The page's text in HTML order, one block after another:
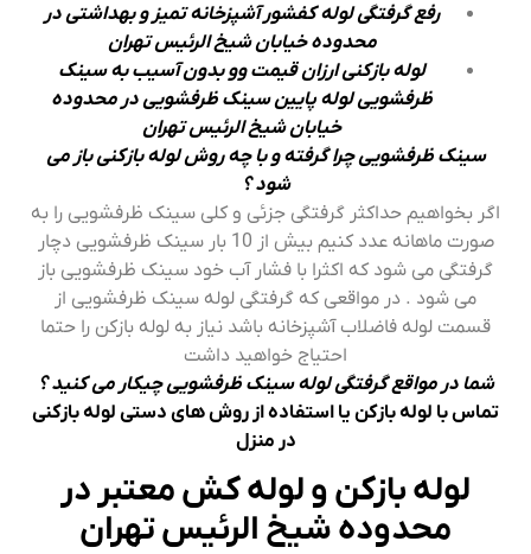
رفع گرفتگی لوله کفشور آشپزخانه تمیز و بهداشتی در
محدوده خیابان شیخ الرئیس تهران
لوله بازکنی ارزان قیمت وو بدون آسیب به سینک
ظرفشویی لوله پایین سینک ظرفشویی در محدوده
خیابان شیخ الرئیس تهران
سینک ظرفشویی چرا گرفته و با چه روش لوله بازکنی باز می
شود ؟
اگر بخواهیم حداکثر گرفتگی جزئی و کلی سینک ظرفشویی را به
صورت ماهانه عدد کنیم بیش از 10 بار سینک ظرفشویی دچار
گرفتگی می شود که اکثرا با فشار آب خود سینک ظرفشویی باز
می شود . در مواقعی که گرفتگی لوله سینک ظرفشویی از
قسمت لوله فاضلاب آشپزخانه باشد نیاز به لوله بازکن را حتما
احتیاج خواهید داشت
شما در مواقع گرفتگی لوله سینک ظرفشویی چیکار می کنید ؟
تماس با لوله بازکن یا استفاده از روش های دستی لوله بازکنی
در منزل
لوله بازکن و لوله کش معتبر در
محدوده شیخ الرئیس تهران